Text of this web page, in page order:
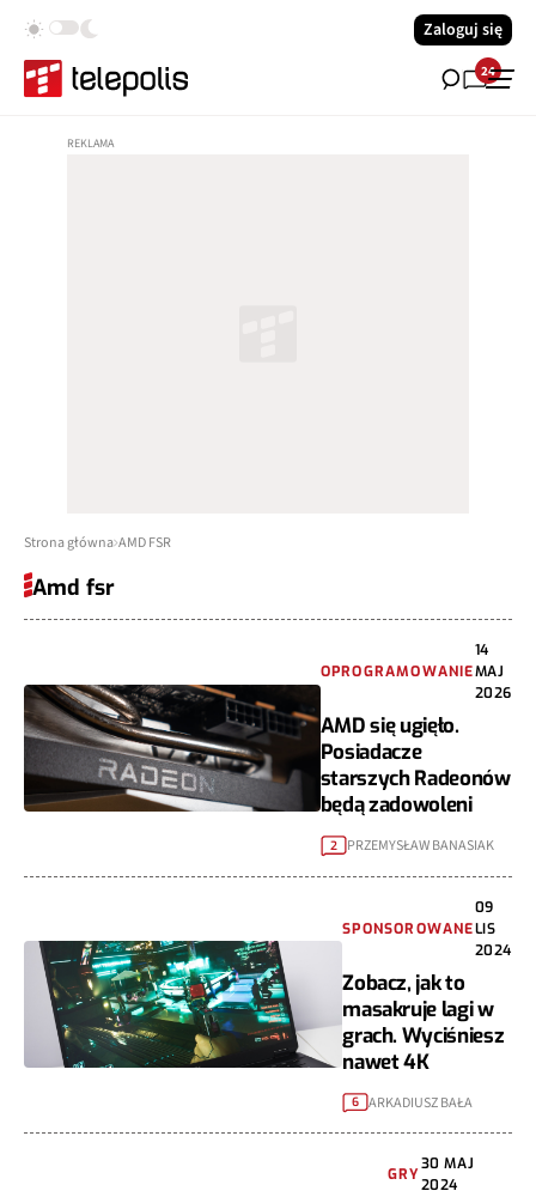
Zaloguj się
24
Strona główna AMD FSR
Amd fsr
OPROGRAMOWANIE
14
MAJ
2026
AMD się ugięło.
Posiadacze
starszych Radeonów
będą zadowoleni
2 PRZEMYSŁAW BANASIAK
SPONSOROWANE
09
LIS
2024
Zobacz, jak to
masakruje lagi w
grach. Wyciśniesz
nawet 4K
6 ARKADIUSZ BAŁA
GRY
30 MAJ
2024